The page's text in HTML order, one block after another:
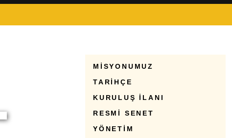
MİSYONUMUZ
TARİHÇE
KURULUŞ İLANI
RESMİ SENET
YÖNETİM